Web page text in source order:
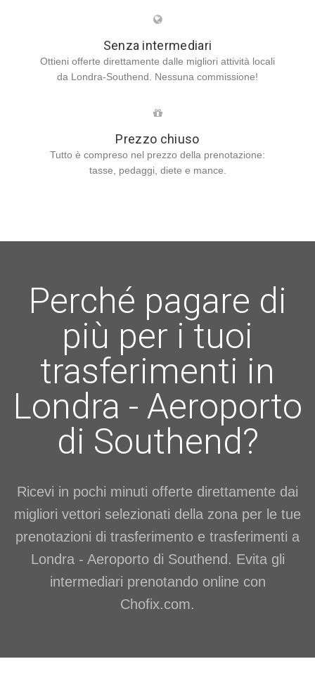
Senza intermediari
Ottieni offerte direttamente dalle migliori attività locali
da Londra-Southend. Nessuna commissione!
Prezzo chiuso
Tutto è compreso nel prezzo della prenotazione:
tasse, pedaggi, diete e mance.
Perché pagare di
più per i tuoi
trasferimenti in
Londra - Aeroporto
di Southend?
Ricevi in pochi minuti offerte direttamente dai
migliori vettori selezionati della zona per le tue
prenotazioni di trasferimento e trasferimenti a
Londra - Aeroporto di Southend. Evita gli
intermediari prenotando online con
Chofix.com.